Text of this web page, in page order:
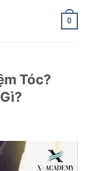
0
Tóc?